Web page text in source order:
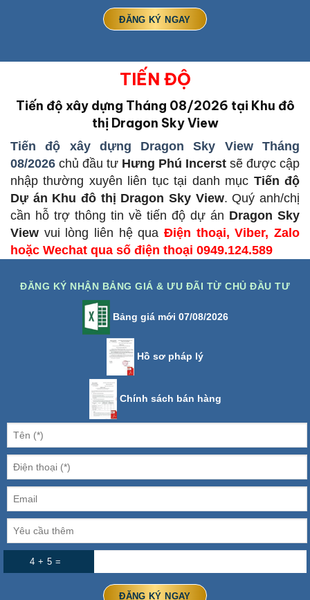
TIẾN ĐỘ
Tiến độ xây dựng Tháng 08/2026 tại Khu đô
thị Dragon Sky View
Tiến độ xây dựng Dragon Sky View Tháng
08/2026 chủ đầu tư Hưng Phú Incerst sẽ được cập
nhập thường xuyên liên tục tại danh mục Tiến độ
Dự án Khu đô thị Dragon Sky View. Quý anh/chị
cần hỗ trợ thông tin về tiến độ dự án Dragon Sky
View vui lòng liên hệ quaĐiện thoại, Viber, Zalo
hoặc Wechat qua số điện thoại 0949.124.589
ĐĂNG KÝ NHẬN BẢNG GIÁ & ƯU ĐÃI TỪ CHỦ ĐẦU TƯ
Bảng giá mới 07/08/2026
Hồ sơ pháp lý
Chính sách bán hàng
4 + 5 =